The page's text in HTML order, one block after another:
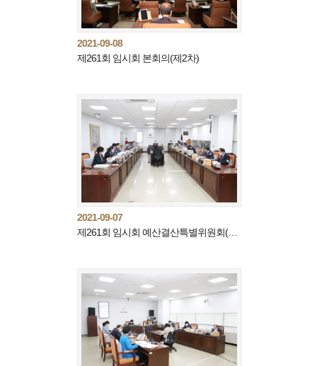
2021-09-08
제261회 임시회 본회의(제2차)
2021-09-07
제261회 임시회 예산결산특별위원회(제2차)